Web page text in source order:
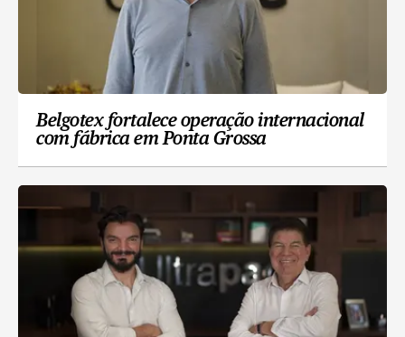
Belgotex fortalece operação internacional
com fábrica em Ponta Grossa